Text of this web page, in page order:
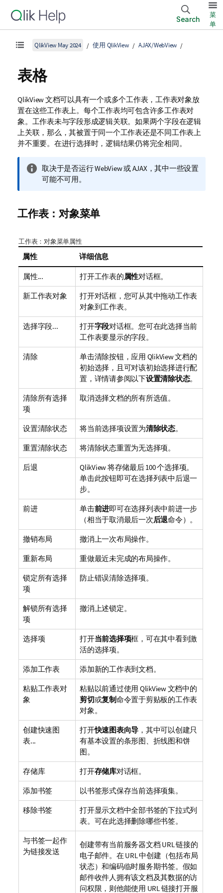
Search
菜
单
QlikView May 2024 使用 QlikView AJAX/WebView
表格
QlikView 文档可以具有一个或多个工作表，工作表对象放
置在这些工作表上。每个工作表均可包含许多工作表对
象。工作表未与字段形成逻辑关联。如果两个字段在逻辑
上关联，那么，其被置于同一个工作表还是不同工作表上
并不重要。在进行选择时，逻辑结果仍将完全相同。
信
息
取决于是否运行 WebView 或 AJAX，其中一些设置
可能不可用。
工作表：对象菜单
工作表：对象菜单属性
属性 详细信息
属性... 打开工作表的属性对话框。
新工作表对象
打开对话框，您可从其中拖动工作表
对象到工作表。
选择字段... 打开字段对话框。您可在此选择当前
工作表要显示的字段。
清除
单击清除按钮，应用 QlikView 文档的
初始选择，且可对该初始选择进行配
置，详情请参阅以下设置清除状态。
清除所有选择
项
取消选择文档的所有所选值。
设置清除状态 将当前选择项设置为清除状态。
重置清除状态 将清除状态重置为无选择项。
后退
QlikView 将存储最后 100 个选择项。
单击此按钮即可在选择列表中后退一
步。
前进 单击前进即可在选择列表中前进一步
（相当于取消最后一次后退命令）。
撤销布局 撤消上一次布局操作。
重新布局 重做最近未完成的布局操作。
锁定所有选择
项
防止错误清除选择项。
解锁所有选择
项
撤消上述锁定。
选择项 打开当前选择项框，可在其中看到激
活的选择项。
添加工作表 添加新的工作表到文档。
粘贴工作表对
象
粘贴以前通过使用 QlikView 文档中的
剪切或复制命令置于剪贴板的工作表
对象。
创建快速图
表...
打开快速图表向导 ，其中可以创建只
有基本设置的条形图、折线图和饼
图。
存储库 打开存储库对话框。
添加书签 以书签形式保存当前选择项集。
移除书签
打开显示文档中全部书签的下拉式列
表。可在此选择删除哪些书签。
与书签一起作
为链接发送
创建带有当前服务器文档 URL 链接的
电子邮件。在 URL 中创建（包括布局
状态）和编码临时服务期书签。假如
邮件收件人拥有该文档及其数据的访
问权限，则他能使用 URL 链接打开服